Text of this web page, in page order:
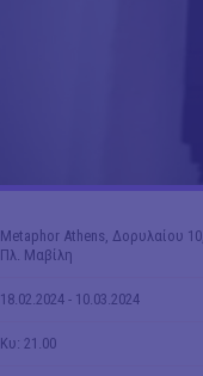
Metaphor Athens, Δορυλαίου 10,
Πλ. Μαβίλη
18.02.2024 - 10.03.2024
Κυ: 21.00